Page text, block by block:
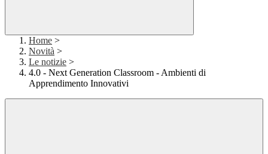
Home >
Novità >
Le notizie >
4.0 - Next Generation Classroom - Ambienti di
Apprendimento Innovativi